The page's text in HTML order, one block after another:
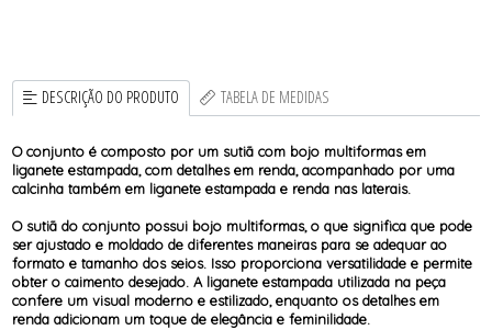
DESCRIÇÃO DO PRODUTO TABELA DE MEDIDAS
O conjunto é composto por um sutiã com bojo multiformas em
liganete estampada, com detalhes em renda, acompanhado por uma
calcinha também em liganete estampada e renda nas laterais.
O sutiã do conjunto possui bojo multiformas, o que significa que pode
ser ajustado e moldado de diferentes maneiras para se adequar ao
formato e tamanho dos seios. Isso proporciona versatilidade e permite
obter o caimento desejado. A liganete estampada utilizada na peça
confere um visual moderno e estilizado, enquanto os detalhes em
renda adicionam um toque de elegância e feminilidade.